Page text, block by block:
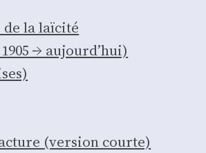
de la laï­ci­té
→ aujourd’­hui)
(ver­sion courte)